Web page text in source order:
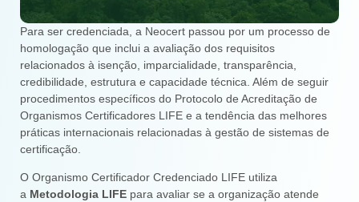
Para ser credenciada, a Neocert passou por um processo de
homologação que inclui a avaliação dos requisitos
relacionados à isenção, imparcialidade, transparência,
credibilidade, estrutura e capacidade técnica. Além de seguir
procedimentos específicos do Protocolo de Acreditação de
Organismos Certificadores LIFE e a tendência das melhores
práticas internacionais relacionadas à gestão de sistemas de
certificação.
O Organismo Certificador Credenciado LIFE utiliza
a Metodologia LIFE para avaliar se a organização atende